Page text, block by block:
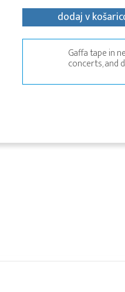
dodaj v
Gaffa tape in
concerts, and